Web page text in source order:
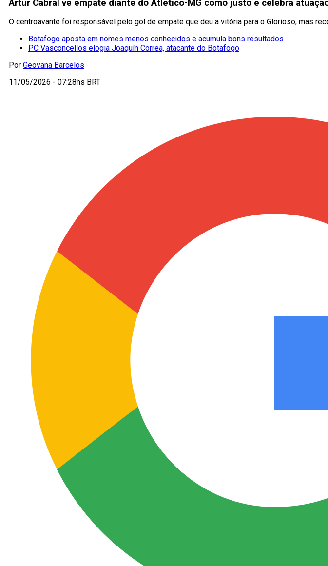
Artur Cabral vê empate diante do Atlético-MG como justo e celebra
O centroavante foi responsável pelo gol de empate que deu a vitória para o Glorioso, mas
Botafogo aposta em nomes menos conhecidos e acumula bons resultados
PC Vasconcellos elogia Joaquín Correa, atacante do Botafogo
Por Geovana Barcelos
11/05/2026 - 07:28hs BRT